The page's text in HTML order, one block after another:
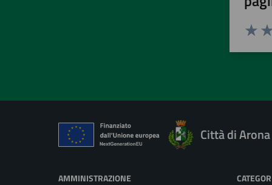
Città di Arona
AMMINISTRAZIONE